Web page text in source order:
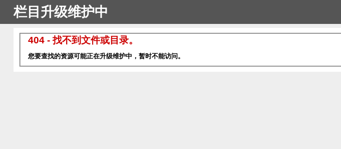
栏目升级维护中
404 - 找不到文件或目录。
您要查找的资源可能正在升级维护中，暂时不能访问。